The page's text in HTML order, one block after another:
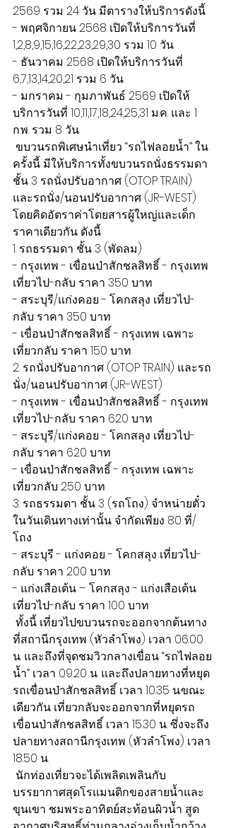
2569 รวม 24 วัน มีตารางให้บริการดังนี้
- พฤศจิกายน 2568 เปิดให้บริการวันที่
1,2,8,9,15,16,22,23,29,30 รวม 10 วัน
- ธันวาคม 2568 เปิดให้บริการวันที่
6,7,13,14,20,21 รวม 6 วัน
- มกราคม - กุมภาพันธ์ 2569 เปิดให้
บริการวันที่ 10,11,17,18,24,25,31 ม.ค. และ 1
ก.พ. รวม 8 วัน
ขบวนรถพิเศษนำเที่ยว “รถไฟลอยน้ำ” ใน
ครั้งนี้ มีให้บริการทั้งขบวนรถนั่งธรรมดา
ชั้น 3 รถนั่งปรับอากาศ (OTOP TRAIN)
และรถนั่ง/นอนปรับอากาศ (JR-WEST)
โดยคิดอัตราค่าโดยสารผู้ใหญ่และเด็ก
ราคาเดียวกัน ดังนี้
1. รถธรรมดา ชั้น 3 (พัดลม)
- กรุงเทพ - เขื่อนป่าสักชลสิทธิ์ - กรุงเทพ
เที่ยวไป-กลับ ราคา 350 บาท
- สระบุรี/แก่งคอย - โคกสลุง เที่ยวไป-
กลับ ราคา 350 บาท
- เขื่อนป่าสักชลสิทธิ์ - กรุงเทพ เฉพาะ
เที่ยวกลับ ราคา 150 บาท
2. รถนั่งปรับอากาศ (OTOP TRAIN) และรถ
นั่ง/นอนปรับอากาศ (JR-WEST)
- กรุงเทพ - เขื่อนป่าสักชลสิทธิ์ - กรุงเทพ
เที่ยวไป-กลับ ราคา 620 บาท
- สระบุรี/แก่งคอย - โคกสลุง เที่ยวไป-
กลับ ราคา 620 บาท
- เขื่อนป่าสักชลสิทธิ์ - กรุงเทพ เฉพาะ
เที่ยวกลับ 250 บาท
3. รถธรรมดา ชั้น 3 (รถโถง) จำหน่ายตั๋ว
ในวันเดินทางเท่านั้น จำกัดเพียง 80 ที่/
โถง
- สระบุรี - แก่งคอย - โคกสลุง เที่ยวไป-
กลับ ราคา 200 บาท
- แก่งเสือเต้น – โคกสลุง - แก่งเสือเต้น
เที่ยวไป-กลับ ราคา 100 บาท
ทั้งนี้ เที่ยวไปขบวนรถจะออกจากต้นทาง
ที่สถานีกรุงเทพ (หัวลำโพง) เวลา 06.00
น. และถึงที่จุดชมวิวกลางเขื่อน “รถไฟลอย
น้ำ” เวลา 09.20 น. และถึงปลายทางที่หยุด
รถเขื่อนป่าสักชลสิทธิ์ เวลา 10.35 น.ขณะ
เดียวกัน เที่ยวกลับจะออกจากที่หยุดรถ
เขื่อนป่าสักชลสิทธิ์ เวลา 15.30 น. ซึ่งจะถึง
ปลายทางสถานีกรุงเทพ (หัวลำโพง) เวลา
18.50 น.
นักท่องเที่ยวจะได้เพลิดเพลินกับ
บรรยากาศสุดโรแมนติกของสายน้ำและ
ขุนเขา ชมพระอาทิตย์สะท้อนผิวน้ำ สูด